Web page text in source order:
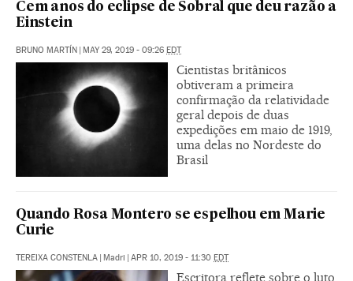
Cem anos do eclipse de Sobral que deu razão a
Einstein
BRUNO MARTÍN MAY 29, 2019 - 09:26 EDT
Cientistas britânicos
obtiveram a primeira
confirmação da relatividade
geral depois de duas
expedições em maio de 1919,
uma delas no Nordeste do
Brasil
Quando Rosa Montero se espelhou em Marie
Curie
TEREIXA CONSTENLA | Madri | APR 10, 2019 - 11:30 EDT
Escritora reflete sobre o luto